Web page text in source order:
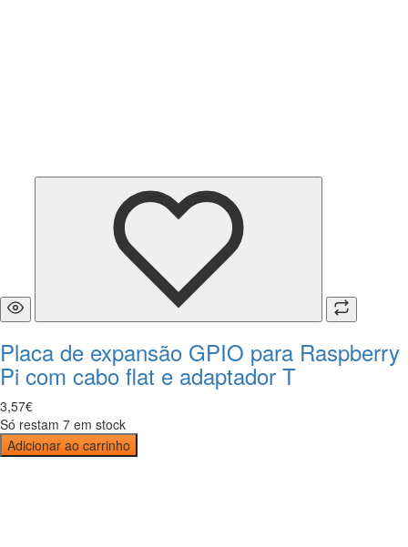
Placa de expansão GPIO para Raspberry
Pi com cabo flat e adaptador T
3,57€
Só restam 7 em stock
Adicionar ao carrinho